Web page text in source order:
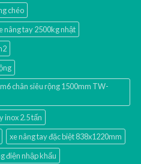
chéo
nâng tay 2500kg nhật
chân siêu rộng 1500mm TW-
inox 2.5 tấn
xe nâng tay đặc biệt 838x1220mm
điện nhập khấu